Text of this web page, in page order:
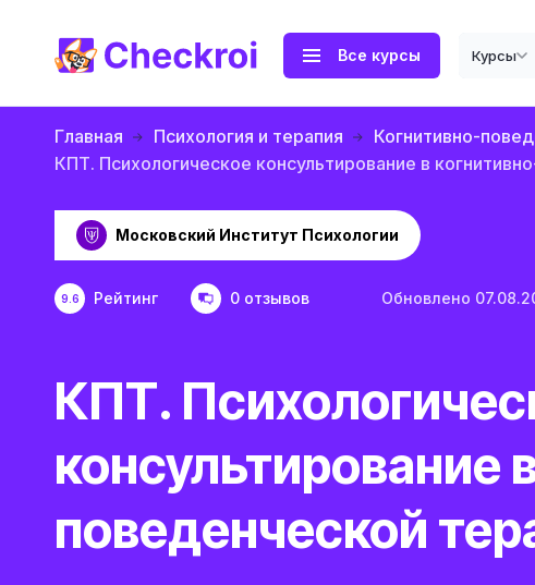
Все курсы Курсы
Главная Психология и терапия
Когнитивно-
КПТ. Психологическое консультирование в
Московский Институт Психологии
9.6 Рейтинг 0 отзывов Обновлено
КПТ.
консультирование
поведенческой